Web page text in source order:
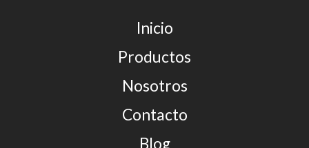
Inicio
Productos
Nosotros
Contacto
Blog